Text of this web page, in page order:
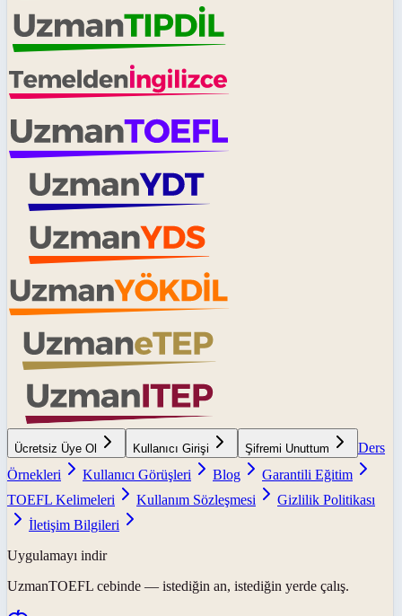
Ücretsiz Üye Ol Kullanıcı Girişi Şifremi Unuttum
Ders
Örnekleri
Kullanıcı Görüşleri Blog
Garantili Eğitim
TOEFL Kelimeleri
Kullanım Sözleşmesi
Gizlilik Politikası
İletişim Bilgileri
Uygulamayı indir
UzmanTOEFL cebinde — istediğin an, istediğin yerde çalış.